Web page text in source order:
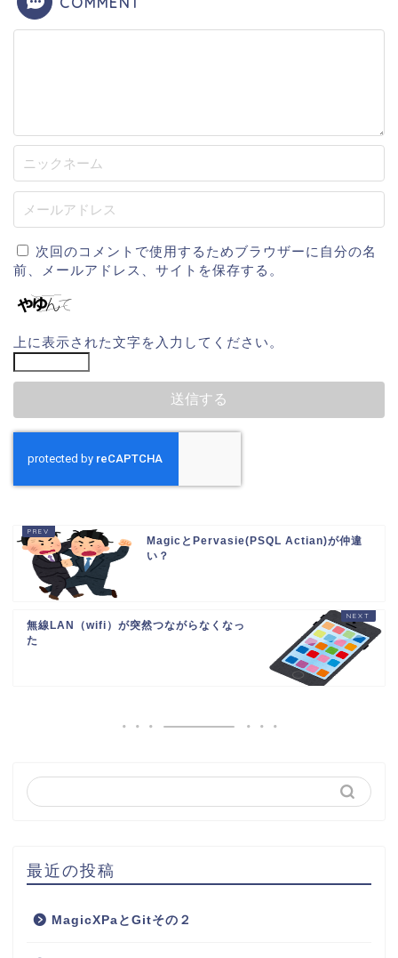
次回のコメントで使用するためブラウザーに自分の名
前、メールアドレス、サイトを保存する。
上に表示された文字を入力してください。
MagicとPervasie(PSQL Actian)が仲違
い？
無線LAN（wifi）が突然つながらなくなっ
た
最近の投稿
MagicXPaとGitその２